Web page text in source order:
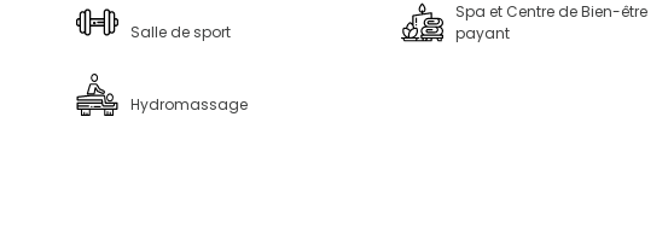
Salle de sport
Spa et Centre de Bien-être
payant
Hydromassage